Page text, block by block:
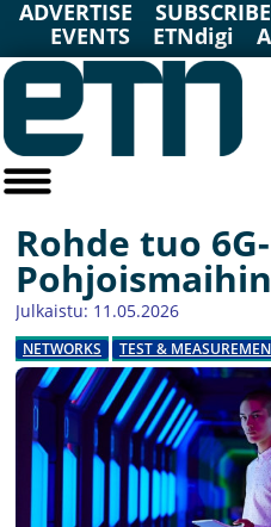
ADVERTISE SUBSCRIBE
EVENTS
ETNdigi
Rohde tuo
Julkaistu: 11.05.2026
NETWORKS TEST &